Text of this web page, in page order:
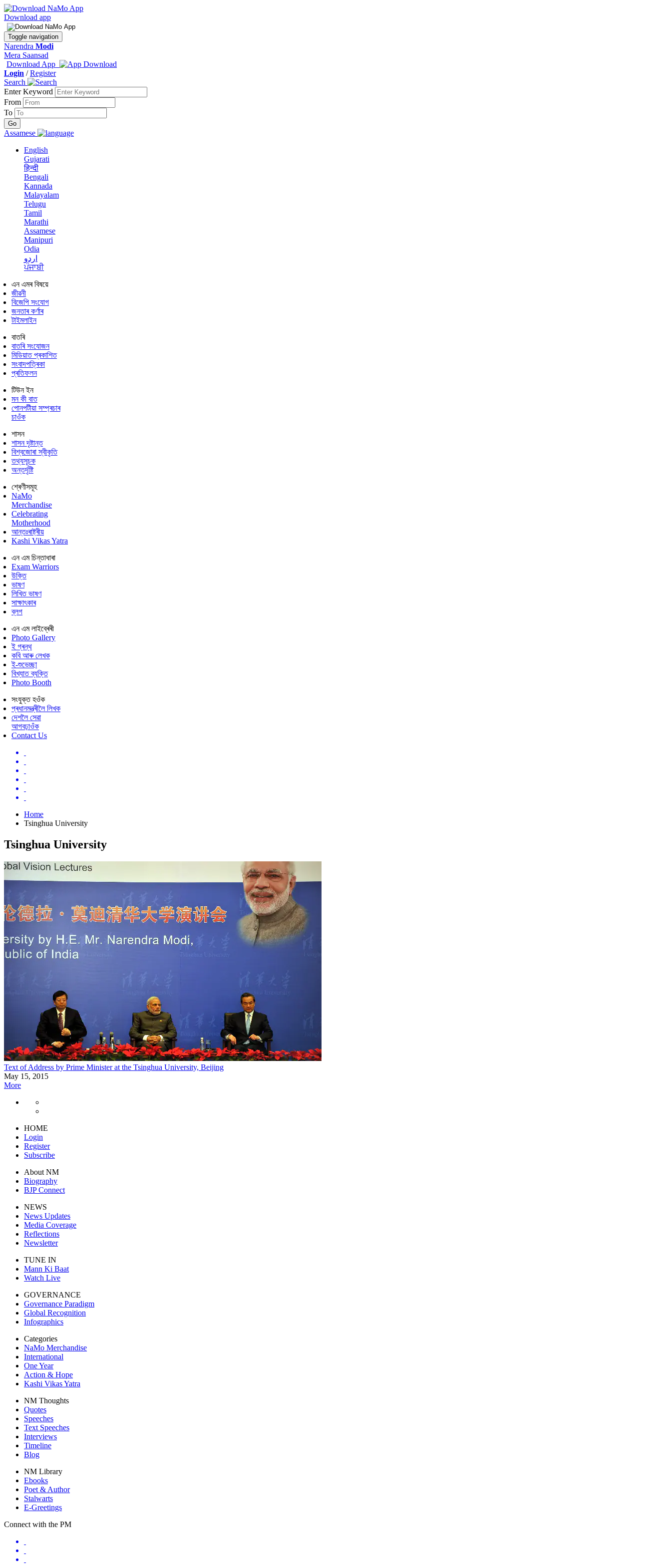
Download app
Toggle navigation
Narendra Modi
Mera Saansad
Download App
Login /Register
Search
Enter Keyword
From
To
Assamese
English
Gujarati
हिन्दी
Bengali
Kannada
Malayalam
Telugu
Tamil
Marathi
Assamese
Manipuri
Odia
اردو
ਪੰਜਾਬੀ
এন এমৰ বিষয়ে
জীৱনী
বিজেপি সংযোগ
জনতাৰ কৰ্ণাৰ
টাইমলাইন
বাতৰি
বাতৰি সংযোজন
মিডিয়াত প্ৰকাশিত
সংবাদপত্ৰিকা
প্ৰতিফলন
টিউন ইন
মন কী বাত
পোনপটীয়া সম্প্ৰচাৰ
চাওঁক
শাসন
শাসন দৃষ্টান্ত
বিশ্বজোৰা স্বীকৃতি
তথ্যসূচক
অন্তৰ্দৃষ্টি
শ্ৰেণীসমূহ
NaMo
Merchandise
Celebrating
Motherhood
আন্তঃৰাষ্ট্ৰীয়
Kashi Vikas Yatra
এন এম চিন্তাধাৰা
Exam Warriors
উক্তি
ভাষণ
লিখিত ভাষণ
সাক্ষাৎকাৰ
ব্লগ
এন এম লাইব্ৰেৰী
Photo Gallery
ই গ্ৰন্থ
কবি আৰু লেখক
ই-শুভেচ্ছা
বিখ্যাত ব্যক্তি
Photo Booth
সংযুক্ত হওঁক
প্ৰধানমন্ত্ৰীলৈ লিখক
দেশলৈ সেৱা
আগবঢ়াওঁক
Contact Us
Home
Tsinghua University
Tsinghua University
Text of Address by Prime Minister at the Tsinghua University, Beijing
May 15, 2015
More
HOME
Login
Register
Subscribe
About NM
Biography
BJP Connect
NEWS
News Updates
Media Coverage
Reflections
Newsletter
TUNE IN
Mann Ki Baat
Watch Live
GOVERNANCE
Governance Paradigm
Global Recognition
Infographics
Categories
NaMo Merchandise
International
One Year
Action & Hope
Kashi Vikas Yatra
NM Thoughts
Quotes
Speeches
Text Speeches
Interviews
Timeline
Blog
NM Library
Ebooks
Poet & Author
Stalwarts
E-Greetings
Connect with the PM